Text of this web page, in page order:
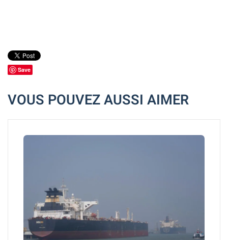
Save
VOUS POUVEZ AUSSI AIMER